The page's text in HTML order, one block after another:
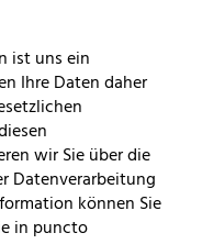
ist uns ein
Ihre Daten daher
wir Sie über die
Datenverarbeitung
können Sie
in puncto